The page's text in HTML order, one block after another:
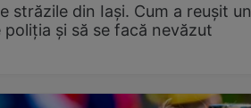
străzile din Iași. Cum a reușit un
și să se facă nevăzut